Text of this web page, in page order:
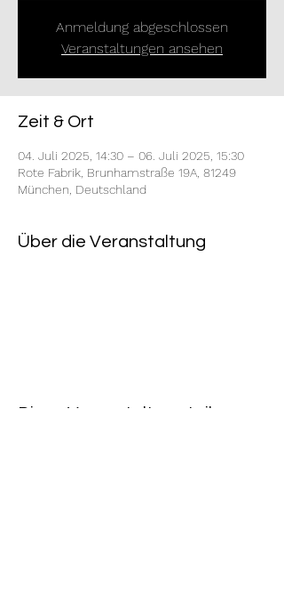
Anmeldung abgeschlossen
Veranstaltungen ansehen
Zeit & Ort
04. Juli 2025, 14:30 – 06. Juli 2025, 15:30
Rote Fabrik, Brunhamstraße 19A, 81249
München, Deutschland
Über die Veranstaltung
Diese Veranstaltung teilen